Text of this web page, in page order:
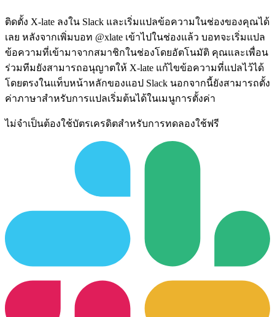
ติดตั้ง X-late ลงใน Slack และเริ่มแปลข้อความในช่องของคุณได้
เลย หลังจากเพิ่มบอท @xlate เข้าไปในช่องแล้ว บอทจะเริ่มแปล
ข้อความที่เข้ามาจากสมาชิกในช่องโดยอัตโนมัติ คุณและเพื่อน
ร่วมทีมยังสามารถอนุญาตให้ X-late แก้ไขข้อความที่แปลไว้ได้
โดยตรงในแท็บหน้าหลักของแอป Slack นอกจากนี้ยังสามารถตั้ง
ค่าภาษาสำหรับการแปลเริ่มต้นได้ในเมนูการตั้งค่า
ไม่จำเป็นต้องใช้บัตรเครดิตสำหรับการทดลองใช้ฟรี